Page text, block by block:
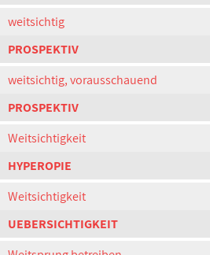
weitsichtig
PROSPEKTIV
weitsichtig, vorausschauend
PROSPEKTIV
Weitsichtigkeit
HYPEROPIE
Weitsichtigkeit
UEBERSICHTIGKEIT